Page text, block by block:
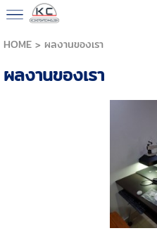
HOME> ผลงานของเรา
ผลงานของเรา